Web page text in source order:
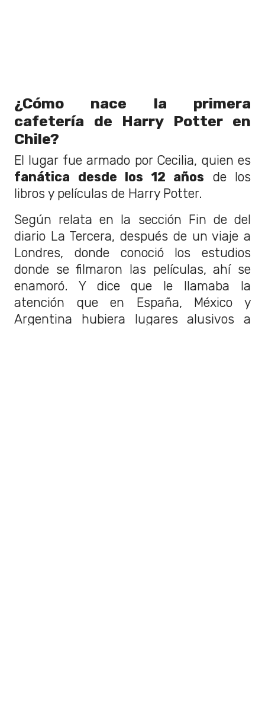
¿Cómo nace la primera
cafetería de Harry Potter en
Chile?
El lugar fue armado por Cecilia, quien es
fanática desde los 12 años de los
libros y películas de Harry Potter.
Según relata en la sección Fin de del
diario La Tercera, después de un viaje a
Londres, donde conoció los estudios
donde se filmaron las películas, ahí se
enamoró. Y dice que le llamaba la
atención que en España, México y
Argentina hubiera lugares alusivos a